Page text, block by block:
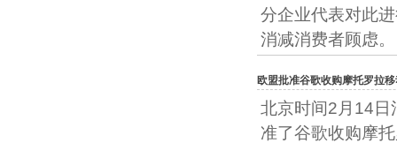
分企业代表对此
消减消费者顾虑。
欧盟批准谷歌收购摩托罗拉
北京时间2月14日
准了谷歌收购摩